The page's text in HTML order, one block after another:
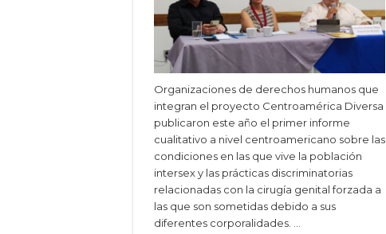
Organizaciones de derechos humanos que
integran el proyecto Centroamérica Diversa
publicaron este año el primer informe
cualitativo a nivel centroamericano sobre las
condiciones en las que vive la población
intersex y las prácticas discriminatorias
relacionadas con la cirugía genital forzada a
las que son sometidas debido a sus
diferentes corporalidades. …